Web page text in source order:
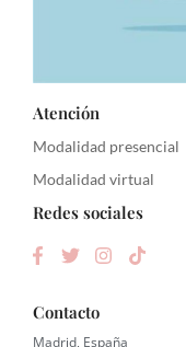
Atención
Modalidad presencial
Modalidad virtual
Redes sociales
Contacto
Madrid, España